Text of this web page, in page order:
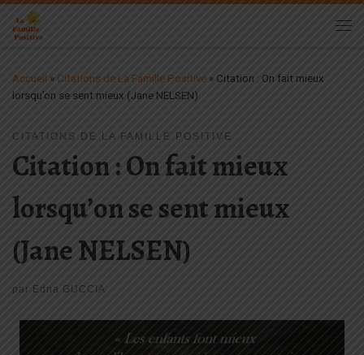
Passer au contenu
Accueil » Citations de La Famille Positive » Citation : On fait mieux
lorsqu’on se sent mieux (Jane NELSEN)
CITATIONS DE LA FAMILLE POSITIVE
Citation : On fait mieux
lorsqu’on se sent mieux
(Jane NELSEN)
par Edna GUCCIA